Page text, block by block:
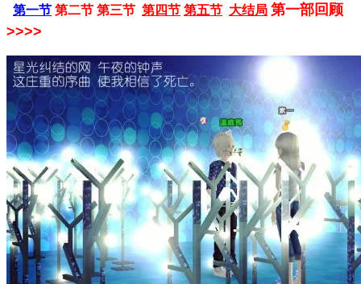
第一节 第二节 第三节 第四节 第五节 大结局 第一部回顾
>>>>